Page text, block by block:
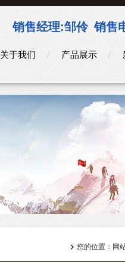
销售经理:邹伶 销售
关于我们 产品展示
您的位置： 网